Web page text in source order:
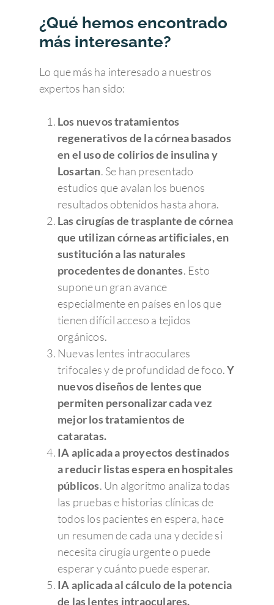
¿Qué hemos encontrado
más interesante?
Lo que más ha interesado a nuestros
expertos han sido:
Los nuevos tratamientos
regenerativos de la córnea basados
en el uso de colirios de insulina y
Losartan. Se han presentado
estudios que avalan los buenos
resultados obtenidos hasta ahora.
Las cirugías de trasplante de córnea
que utilizan córneas artificiales, en
sustitución a las naturales
procedentes de donantes. Esto
supone un gran avance
especialmente en países en los que
tienen difícil acceso a tejidos
orgánicos.
Nuevas lentes intraoculares
trifocales y de profundidad de foco.Y
nuevos diseños de lentes que
permiten personalizar cada vez
mejor los tratamientos de
cataratas.
IA aplicada a proyectos destinados
a reducir listas espera en hospitales
públicos. Un algoritmo analiza todas
las pruebas e historias clínicas de
todos los pacientes en espera, hace
un resumen de cada una y decide si
necesita cirugía urgente o puede
esperar y cuánto puede esperar.
IA aplicada al cálculo de la potencia
de las lentes intraoculares.